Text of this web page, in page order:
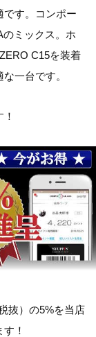
です。コンポー
のミックス。ホ
C15を装着
一台です。
抜）の5%を当店
！